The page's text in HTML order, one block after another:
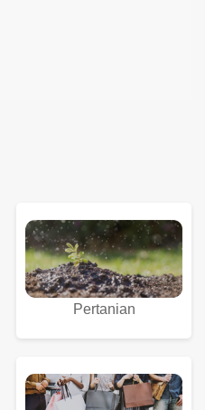
Pertanian